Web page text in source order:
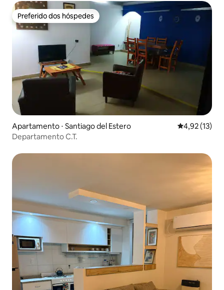
Preferido dos hóspedes
Preferido dos hóspedes
Apartamento ⋅ Santiago del Estero 4,92 de uma
4,92 (13)
Departamento C.T.